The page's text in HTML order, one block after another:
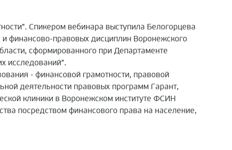
Спикером вебинара выступила Белогорцева
финансово-правовых дисциплин Воронежского
сформированного при Департаменте
исследований".
- финансовой грамотности, правовой
деятельности правовых программ Гарант,
клиники в Воронежском институте ФСИН
посредством финансового права на население,